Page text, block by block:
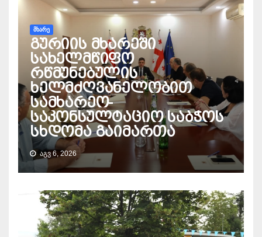
ᲛᲮᲐᲠᲔ
გურიის მხარეში
სახელმწიფო
რწმუნებულის
ხელმძღვანელობით
სამხარეო-
საკონსულტაციო საბჭოს
სხდომა გაიმართა
ᲐᲒᲕ 6, 2026